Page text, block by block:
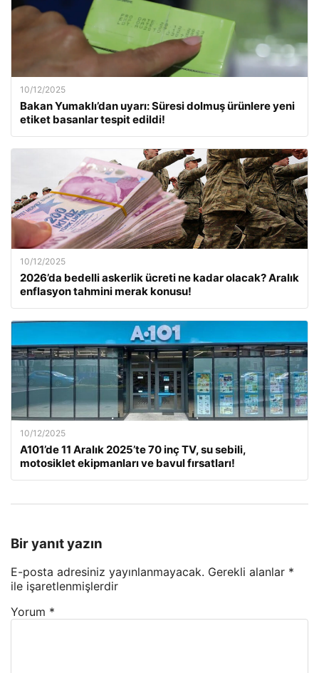
10/12/2025
Bakan Yumaklı’dan uyarı: Süresi dolmuş ürünlere yeni
etiket basanlar tespit edildi!
10/12/2025
2026’da bedelli askerlik ücreti ne kadar olacak? Aralık
enflasyon tahmini merak konusu!
10/12/2025
A101’de 11 Aralık 2025’te 70 inç TV, su sebili,
motosiklet ekipmanları ve bavul fırsatları!
Bir yanıt yazın
E-posta adresiniz yayınlanmayacak. Gerekli alanlar *
ile işaretlenmişlerdir
Yorum *